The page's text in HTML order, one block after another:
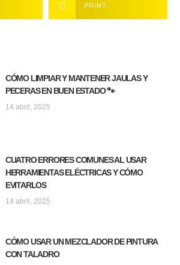
PRINT
CÓMO LIMPIAR Y MANTENER JAULAS Y
PECERAS EN BUEN ESTADO 🐾
14 abril, 2025
CUATRO ERRORES COMUNES AL USAR
HERRAMIENTAS ELÉCTRICAS Y CÓMO
EVITARLOS
14 abril, 2025
CÓMO USAR UN MEZCLADOR DE PINTURA
CON TALADRO